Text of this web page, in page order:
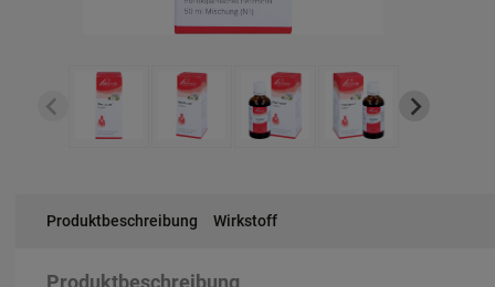
Produktbeschreibung Wirkstoff
Produktbeschreibung